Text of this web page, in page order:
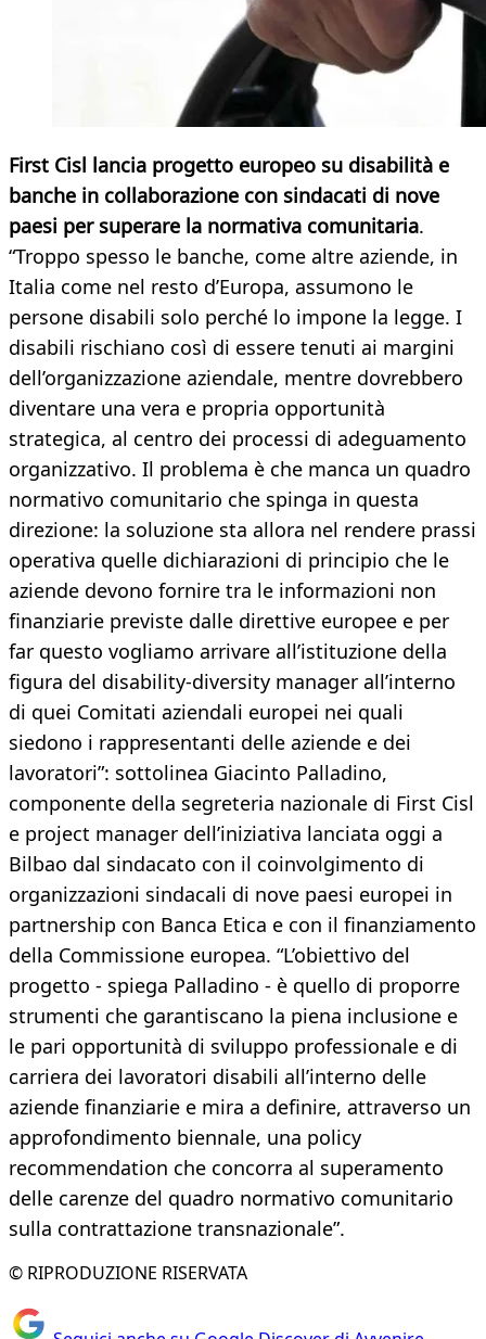
First Cisl lancia progetto europeo su disabilità e
banche in collaborazione con sindacati di nove
paesi per superare la normativa comunitaria.
“Troppo spesso le banche, come altre aziende, in
Italia come nel resto d’Europa, assumono le
persone disabili solo perché lo impone la legge. I
disabili rischiano così di essere tenuti ai margini
dell’organizzazione aziendale, mentre dovrebbero
diventare una vera e propria opportunità
strategica, al centro dei processi di adeguamento
organizzativo. Il problema è che manca un quadro
normativo comunitario che spinga in questa
direzione: la soluzione sta allora nel rendere prassi
operativa quelle dichiarazioni di principio che le
aziende devono fornire tra le informazioni non
finanziarie previste dalle direttive europee e per
far questo vogliamo arrivare all’istituzione della
figura del disability-diversity manager all’interno
di quei Comitati aziendali europei nei quali
siedono i rappresentanti delle aziende e dei
lavoratori”: sottolinea Giacinto Palladino,
componente della segreteria nazionale di First Cisl
e project manager dell’iniziativa lanciata oggi a
Bilbao dal sindacato con il coinvolgimento di
organizzazioni sindacali di nove paesi europei in
partnership con Banca Etica e con il finanziamento
della Commissione europea. “L’obiettivo del
progetto - spiega Palladino - è quello di proporre
strumenti che garantiscano la piena inclusione e
le pari opportunità di sviluppo professionale e di
carriera dei lavoratori disabili all’interno delle
aziende finanziarie e mira a definire, attraverso un
approfondimento biennale, una policy
recommendation che concorra al superamento
delle carenze del quadro normativo comunitario
sulla contrattazione transnazionale”.
© RIPRODUZIONE RISERVATA